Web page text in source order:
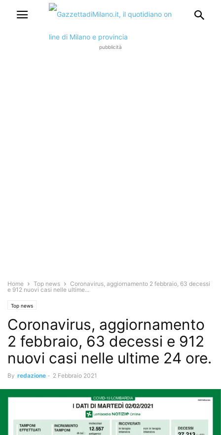
pubblicità
Home Top news
Coronavirus, aggiornamento 2 febbraio, 63 decessi
e 912 nuovi casi nelle ultime...
Top news
Coronavirus, aggiornamento
2 febbraio, 63 decessi e 912
nuovi casi nelle ultime 24 ore.
By redazione - 2 Febbraio 2021